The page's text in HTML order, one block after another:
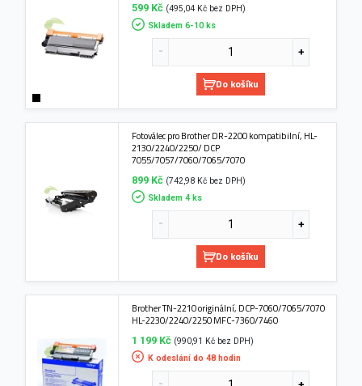
599 Kč (495,04 Kč bez DPH)
Skladem 6-10 ks
Do košíku
Fotoválec pro Brother DR-2200 kompatibilní, HL-
2130/2240/2250/ DCP
7055/7057/7060/7065/7070
899 Kč (742,98 Kč bez DPH)
Skladem 4 ks
Do košíku
Brother TN-2210 originální, DCP-7060/7065/7070
HL-2230/2240/2250 MFC-7360/7460
1 199 Kč (990,91 Kč bez DPH)
K odeslání do 48 hodin